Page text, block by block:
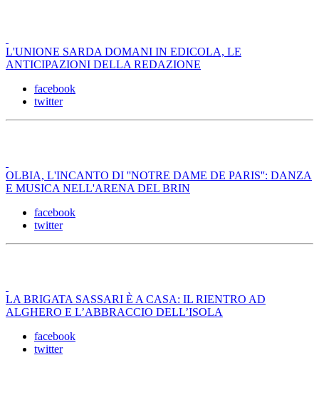
L'UNIONE SARDA DOMANI IN EDICOLA, LE
ANTICIPAZIONI DELLA REDAZIONE
facebook
twitter
OLBIA, L'INCANTO DI ''NOTRE DAME DE PARIS'': DANZA
E MUSICA NELL'ARENA DEL BRIN
facebook
twitter
LA BRIGATA SASSARI È A CASA: IL RIENTRO AD
ALGHERO E L’ABBRACCIO DELL’ISOLA
facebook
twitter